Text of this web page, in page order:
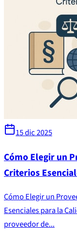
15 dic 2025
Cómo Elegir un
Criterios
Cómo Elegir un
Esenciales para la
proveedor de...